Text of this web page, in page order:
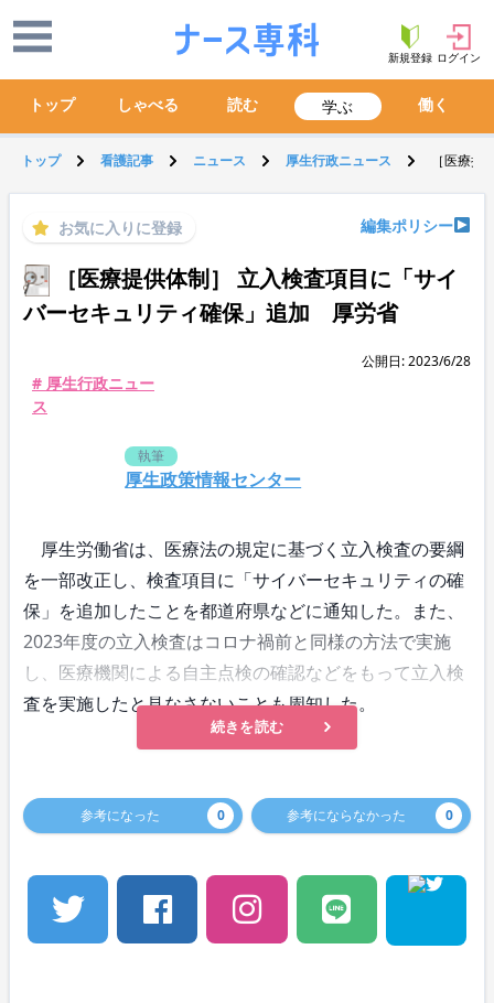
新規登録 ログイン
トップ しゃべる 読む 学ぶ 働く
トップ 看護記事 ニュース 厚生行政ニュース ［医療
お気に入りに登録 編集ポリシー
［医療提供体制］ 立入検査項目に「サイ
バーセキュリティ確保」追加 厚労省
公開日: 2023/6/28
# 厚生行政ニュー
ス
執筆
厚生政策情報センター
厚生労働省は、医療法の規定に基づく立入検査の要綱
を一部改正し、検査項目に「サイバーセキュリティの確
保」を追加したことを都道府県などに通知した。また、
2023年度の立入検査はコロナ禍前と同様の方法で実施
し、医療機関による自主点検の確認などをもって立入検
査を実施したと見なさないことも周知した。
続きを読む
参考になった 0 参考にならなかった 0